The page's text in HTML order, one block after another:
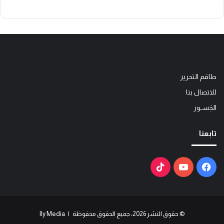
طاقم التحرير
للاتصال بنا
الجَســور
تابعنا
فيسبوكيوتيوب ‫TikTok
© حقوق النشر 2026، جميع الحقوق محفوظة | Ily Media